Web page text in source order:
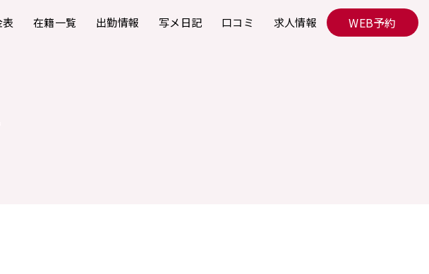
在籍一覧 出勤情報 写メ日記 口コミ 求人情報 WEB予約